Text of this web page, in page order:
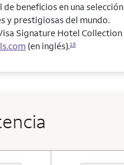
beneficios en una
y prestigiosas del mundo.
Signature Hotel Collection
(en inglés).15